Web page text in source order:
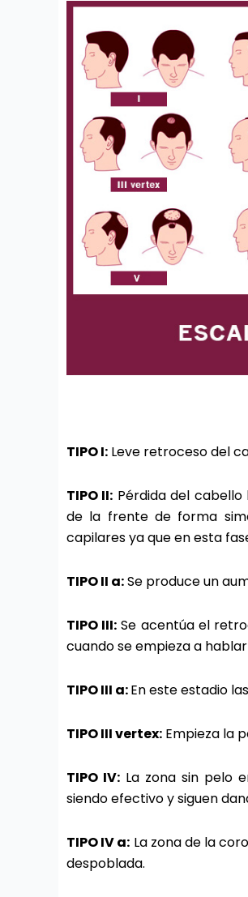
TIPO I: Leve retroceso del
TIPO II: Pérdida del
de la frente de forma
capilares ya que en esta
TIPO II a:Se produce un
TIPO III: Se acentúa el
cuando se empieza a
TIPO III a:En este estadio
TIPO III vertex: Empieza la
TIPO IV:La zona sin pelo
siendo efectivo y siguen
TIPO IV a: La zona de la
despoblada.